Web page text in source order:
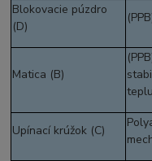
Blokovacie púzdro
(D)
Matica (B)
teplu
Upínací krúžok (C)